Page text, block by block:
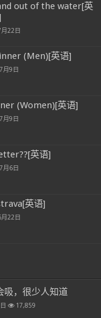
out of the water[英
22日
(Men)[英语]
月9日
(Women)[英语]
月9日
英语]
月6日
英语]
22日
吸，很少人知道
17,859